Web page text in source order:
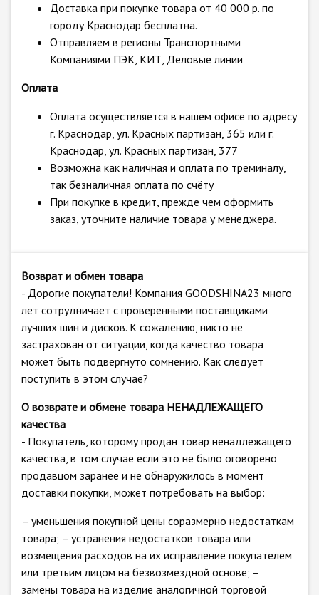
Доставка при покупке товара от 40 000 р. по
городу Краснодар бесплатна.
Отправляем в регионы Транспортными
Компаниями ПЭК, КИТ, Деловые линии
Оплата
Оплата осуществляется в нашем офисе по адресу
г. Краснодар, ул. Красных партизан, 365 или г.
Краснодар, ул. Красных партизан, 377
Возможна как наличная и оплата по треминалу,
так безналичная оплата по счёту
При покупке в кредит, прежде чем оформить
заказ, уточните наличие товара у менеджера.
Возврат и обмен товара
- Дорогие покупатели! Компания GOODSHINA23 много
лет сотрудничает с проверенными поставщиками
лучших шин и дисков. К сожалению, никто не
застрахован от ситуации, когда качество товара
может быть подвергнуто сомнению. Как следует
поступить в этом случае?
О возврате и обмене товара НЕНАДЛЕЖАЩЕГО
качества
- Покупатель, которому продан товар ненадлежащего
качества, в том случае если это не было оговорено
продавцом заранее и не обнаружилось в момент
доставки покупки, может потребовать на выбор:
– уменьшения покупной цены соразмерно недостаткам
товара; – устранения недостатков товара или
возмещения расходов на их исправление покупателем
или третьим лицом на безвозмездной основе; –
замены товара на изделие аналогичной торговой